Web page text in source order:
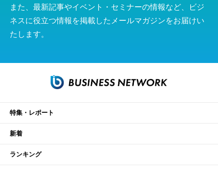
また、最新記事やイベント・セミナーの情報など、ビジ
ネスに役立つ情報を掲載したメールマガジンをお届けい
たします。
特集・レポート
新着
ランキング